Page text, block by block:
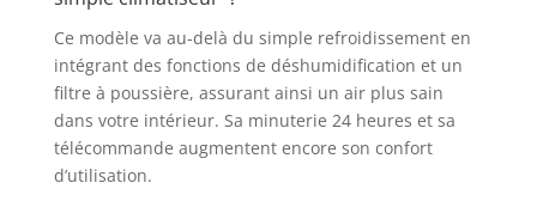
bureaux à domicile, il permet de
réaliser jusqu'à 30 % d'économies
sur les factures d'électricité par
rapport aux modèles
conventionnels 【Commande
intelligente】Combinant une
télécommande et un écran LED
pour une utilisation simple, ce
Ce modèle va au-delà du simple refroidissement en
intégrant des fonctions de déshumidification et un
filtre à poussière, assurant ainsi un air plus sain
dans votre intérieur. Sa minuterie 24 heures et sa
télécommande augmentent encore son confort
d’utilisation.